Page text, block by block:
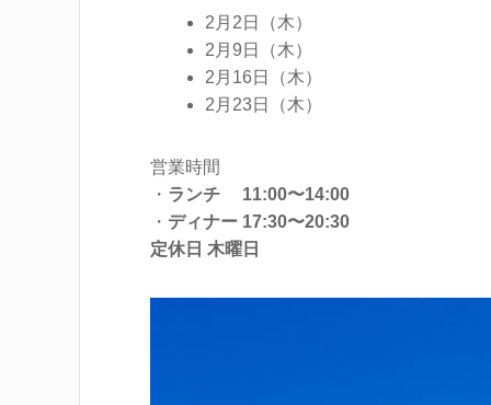
2月2日（木）
2月9日（木）
2月16日（木）
2月23日（木）
営業時間
・ ランチ 11:00〜14:00
・ ディナー 17:30〜20:30
定休日 木曜日